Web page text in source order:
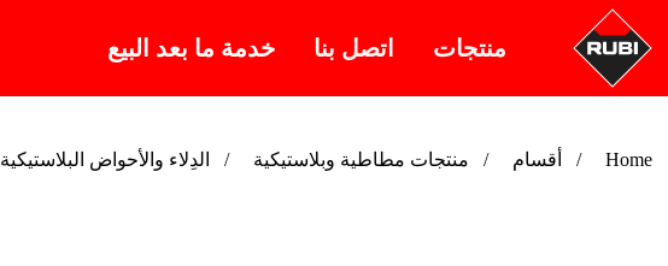
منتجات اتصل بنا خدمة ما بعد البيع
Home أقسام منتجات مطاطية وبلاستيكية الدِلاء والأحواض البلاستيكية